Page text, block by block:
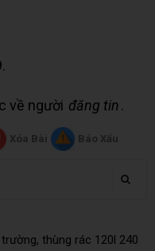
về người đăng tin.
Xóa Bài Báo Xấu
thùng rác 120l 240